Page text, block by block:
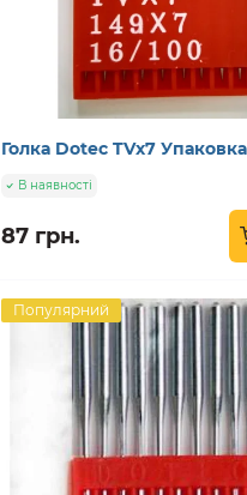
Голка Dotec TVx7
В наявності
87 грн.
Популярний